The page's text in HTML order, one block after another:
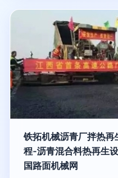
铁拓机械沥青厂拌热
程-沥青混合料热再生
国路面机械网